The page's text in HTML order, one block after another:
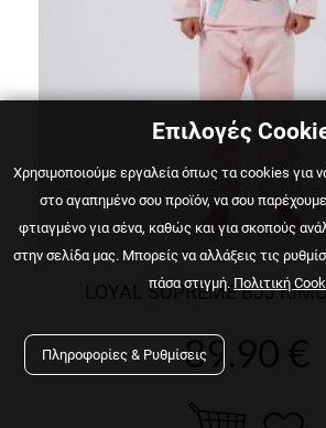
LOYAL SUPREME BJJ
89.90 €
Επιλογές
Χρησιμοποιούμε εργαλεία όπως τα cookies για
στο αγαπημένο σου προϊόν, να σου
φτιαγμένο για σένα, καθώς και για σκοπούς
στην σελίδα μας. Μπορείς να αλλάξεις τις
πάσα στιγμή. Πολιτική
Πληροφορίες & Ρυθμίσεις